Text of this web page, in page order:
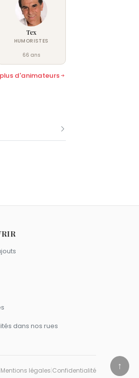
Tex
HUMORISTES
66 ans
d'animateurs
dans nos rues
Mentions légales Confidentialité ↑